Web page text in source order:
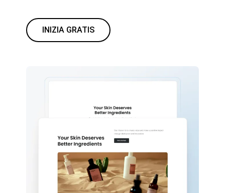
INIZIA GRATIS